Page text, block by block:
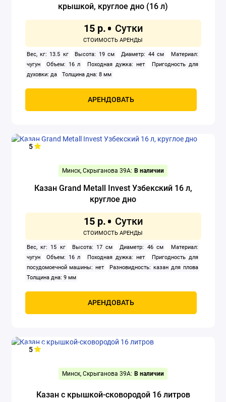
Показать все
крышкой, круглое дно (16 л)
15 р.
Вес, кг: 13.5 кг Высота: 19 см Диаметр: 44 см
Материал:
чугун
Объем: 16 л Походная дужка: нет
Пригодность для
духовки: да
Толщина дна: 8 мм
АРЕНДОВАТЬ
5
Минск, Скрыганова 39А: В наличии
Казан Grand Metall Invest Узбекский 16 л,
круглое дно
15 р.
Вес, кг: 15 кг Высота: 17 см Диаметр: 46 см
Материал:
чугун
Объем: 16 л Походная дужка: нет
Пригодность для
посудомоечной машины: нет
Разновидность: казан для плова
Толщина дна: 9 мм
АРЕНДОВАТЬ
5
Минск, Скрыганова 39А: В наличии
Казан с крышкой-сковородой 16 литров